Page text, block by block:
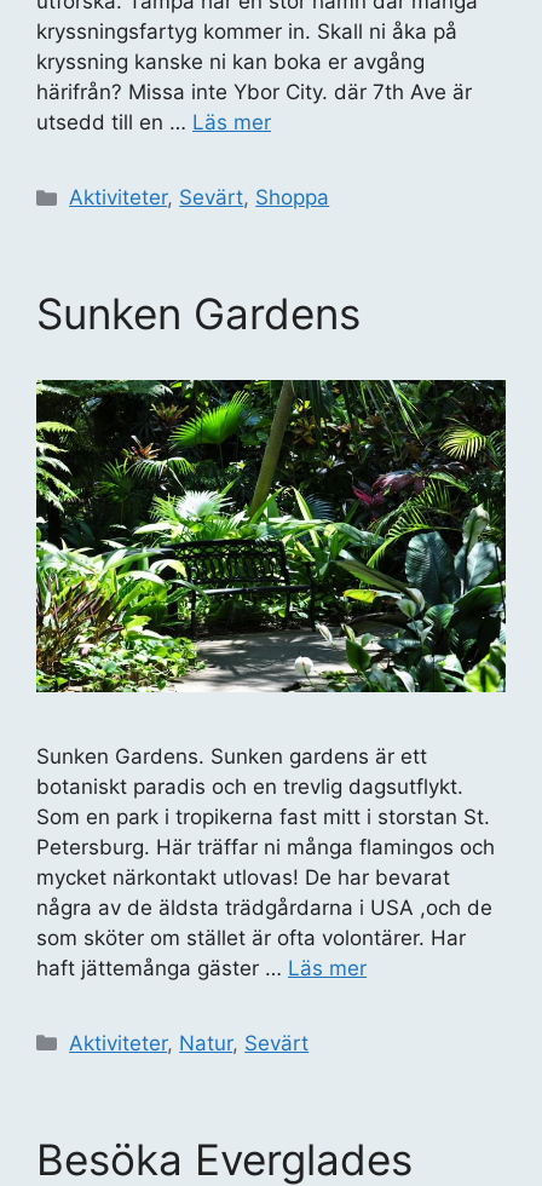
kryssningsfartyg kommer in. Skall ni åka på
kryssning kanske ni kan boka er avgång
härifrån? Missa inte Ybor City. där 7th Ave är
utsedd till en … Läs mer
Kategorier
Aktiviteter, Sevärt, Shoppa
Sunken Gardens
Sunken Gardens. Sunken gardens är ett
botaniskt paradis och en trevlig dagsutflykt.
Som en park i tropikerna fast mitt i storstan St.
Petersburg. Här träffar ni många flamingos och
mycket närkontakt utlovas! De har bevarat
några av de äldsta trädgårdarna i USA ,och de
som sköter om stället är ofta volontärer. Har
haft jättemånga gäster … Läs mer
Kategorier
Aktiviteter, Natur, Sevärt
Besöka Everglades